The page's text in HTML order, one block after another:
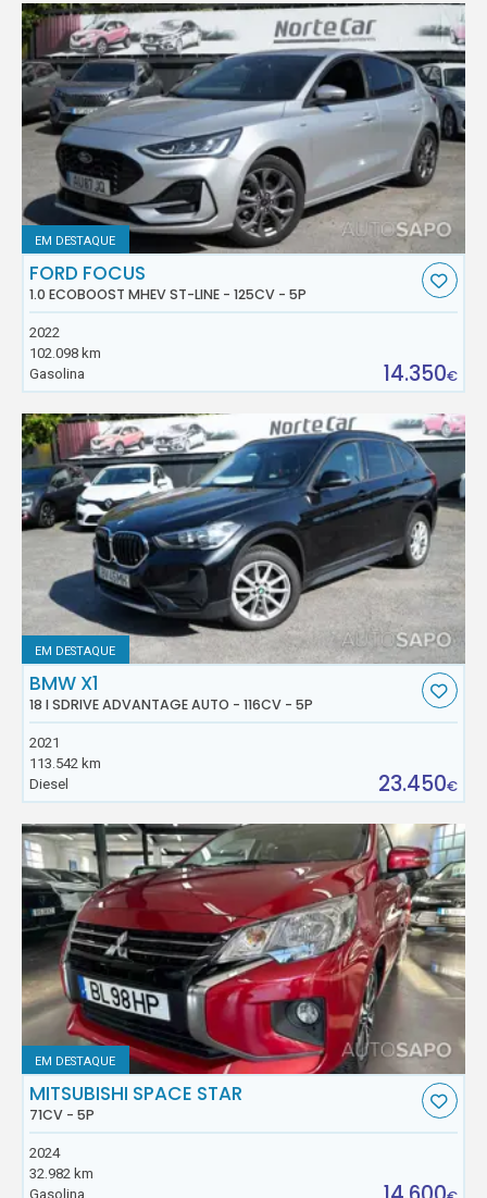
EM DESTAQUE
FORD FOCUS
1.0 ECOBOOST MHEV ST-LINE - 125CV - 5P
2022
102.098 km
Gasolina
14.350€
EM DESTAQUE
BMW X1
18 I SDRIVE ADVANTAGE AUTO - 116CV - 5P
2021
113.542 km
Diesel
23.450€
EM DESTAQUE
MITSUBISHI SPACE STAR
71CV - 5P
2024
32.982 km
Gasolina